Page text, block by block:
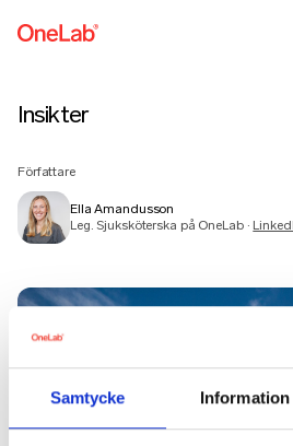
Samtycke Information
Ella Amandusson –
Insikter
Författare
Ella Amandusson
Leg. Sjuksköterska på OneLab ·